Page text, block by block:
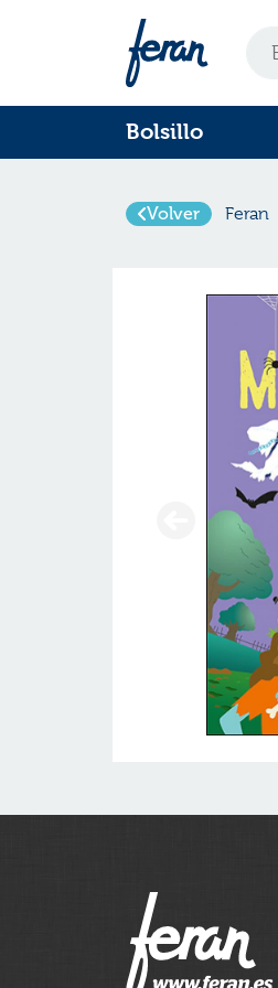
Bolsillo
Volver Feran